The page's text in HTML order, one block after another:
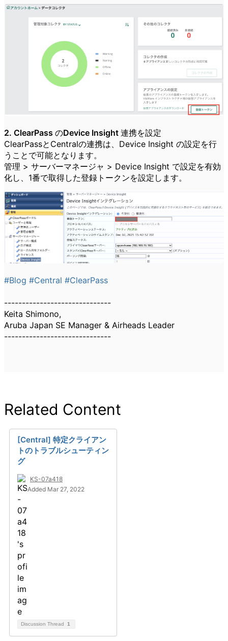
2. ClearPass のDevice Insight 連携を設定
ClearPassとCentralの連携は、Device Insight の設定を行
うことで可能となります。
管理 > サーバーマネージャ > Device Insight で設定を有効
化し、1番で取得した登録トークンを設定します。
#Blog #Central #ClearPass
------------------------------
Keita Shimono,
Aruba Japan SE Manager & Airheads Leader
------------------------------
Related Content
[Central] 特定クライアン
トのトラブルシューティン
グ
KS-07a418
Added Mar 27, 2022
Discussion Thread 1